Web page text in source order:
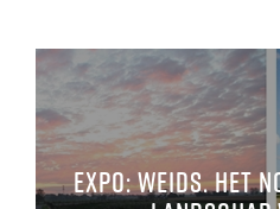
Expo: Weids. Het